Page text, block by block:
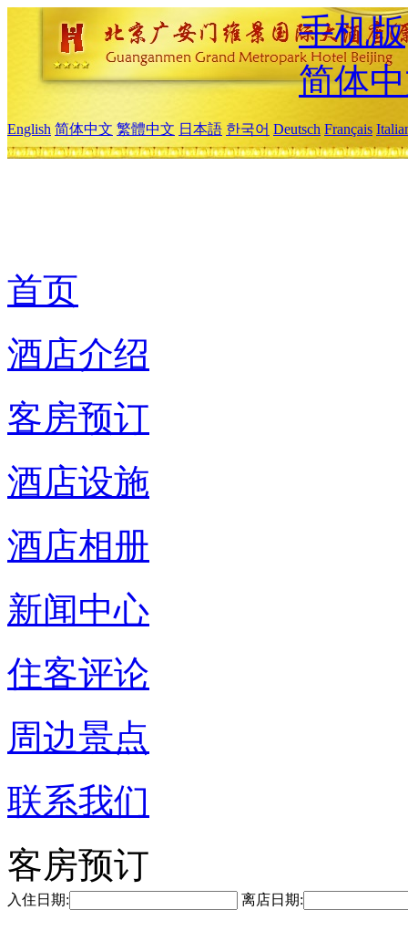
手机版
简体
English 简体中文 繁體中文 日本語 한국어 Deutsch Français
首页
酒店介绍
客房预订
酒店设施
酒店相册
新闻中心
住客评论
周边景点
联系我们
客房预订
入住日期: 离店日期: